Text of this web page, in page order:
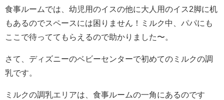
食事ルームでは、幼児用のイスの他に大人用のイス2脚に机
もあるのでスペースには困りません！ミルク中、パパにも
ここで待っててもらえるので助かりました〜。
さて、ディズニーのベビーセンターで初めてのミルクの調
乳です。
ミルクの調乳エリアは、食事ルームの一角にあるのです